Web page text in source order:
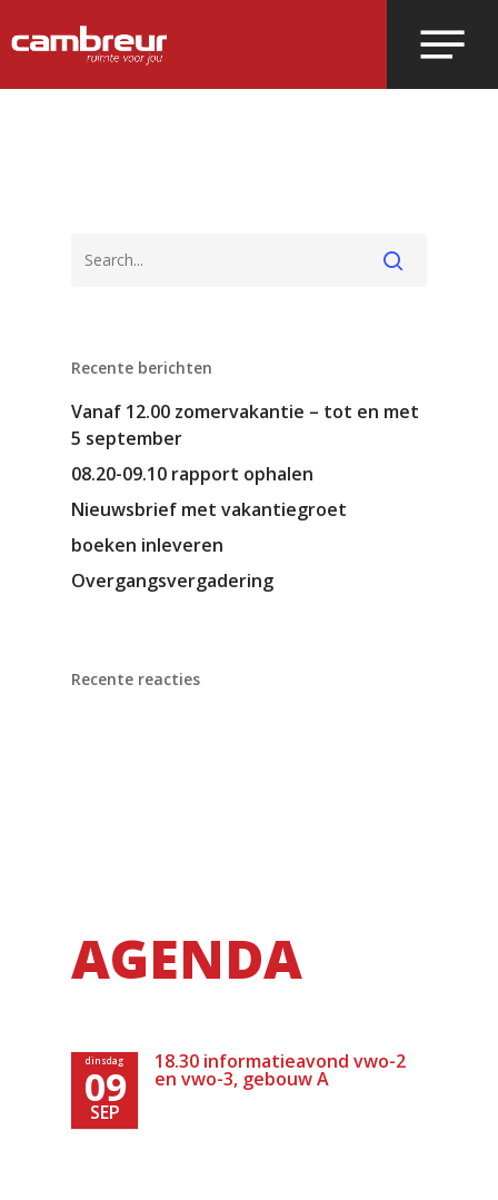
Recente berichten
Vanaf 12.00 zomervakantie – tot en met
5 september
08.20-09.10 rapport ophalen
Nieuwsbrief met vakantiegroet
boeken inleveren
Overgangsvergadering
Recente reacties
AGENDA
dinsdag
09
SEP
18.30 informatieavond vwo-2
en vwo-3, gebouw A